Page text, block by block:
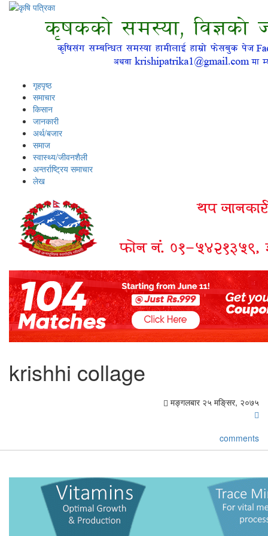
गृहपृष्ठ
समाचार
किसान
जानकारी
अर्थ/बजार
समाज
स्वास्थ्य/जीवनशैली
अन्तर्राष्ट्रिय समाचार
लेख
krishhi collage
मङ्गलबार २५ मङि्सर, २०७५
comments